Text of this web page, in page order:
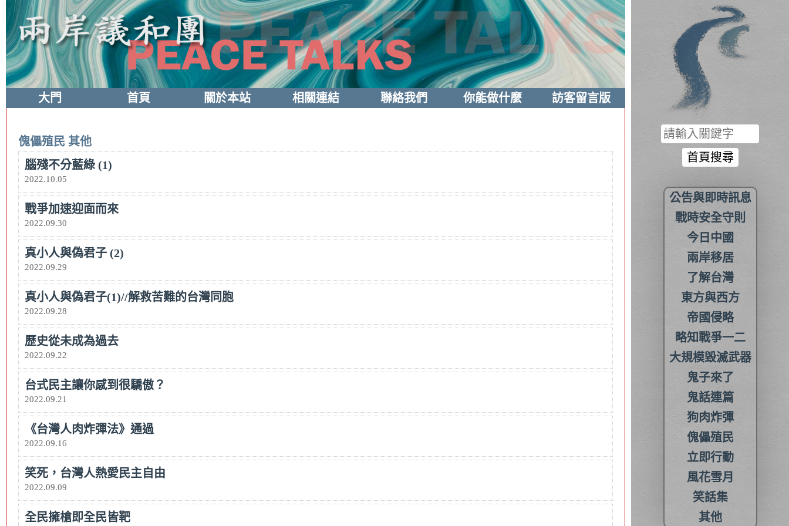
大門 首頁 關於本站 相關連結 聯絡我們 你能做什麼 訪客留言版
傀儡殖民 其他
腦殘不分藍綠 (1)
2022.10.05
戰爭加速迎面而來
2022.09.30
真小人與偽君子 (2)
2022.09.29
真小人與偽君子(1)//解救苦難的台灣同胞
2022.09.28
歷史從未成為過去
2022.09.22
台式民主讓你感到很驕傲？
2022.09.21
《台灣人肉炸彈法》通過
2022.09.16
笑死，台灣人熱愛民主自由
2022.09.09
全民擁槍即全民皆靶
公告與即時訊息
戰時安全守則
今日中國
兩岸移居
了解台灣
東方與西方
帝國侵略
略知戰爭一二
大規模毀滅武器
鬼子來了
鬼話連篇
狗肉炸彈
傀儡殖民
立即行動
風花雪月
笑話集
其他